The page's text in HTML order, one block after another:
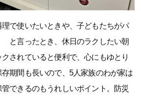
理で使いたいときや、子どもたちがパ
と言ったとき、休日のラクしたい朝
されていると便利で、心にもゆとり
期間も長いので、5人家族のわが家は
できるのもうれしいポイント。防災